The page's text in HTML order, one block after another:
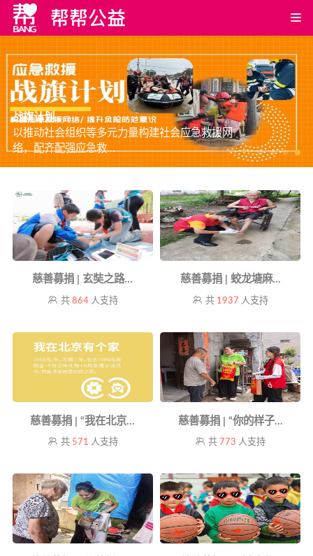
战旗计划
以推动社会组织等多元力量构建社会应急救援网
络，配齐配强应急救...
慈善募捐 | 玄奘之路...
共 864人支持
慈善募捐 | 蛟龙塘麻...
共 1937 人支持
慈善募捐 | “我在北京...
共 571 人支持
慈善募捐 | “你的样子...
共 773 人支持